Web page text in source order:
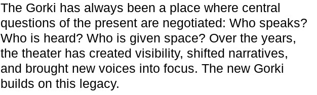
The Gorki has always been a place where central
questions of the present are negotiated: Who speaks?
Who is heard? Who is given space? Over the years,
the theater has created visibility, shifted narratives,
and brought new voices into focus. The new Gorki
builds on this legacy.